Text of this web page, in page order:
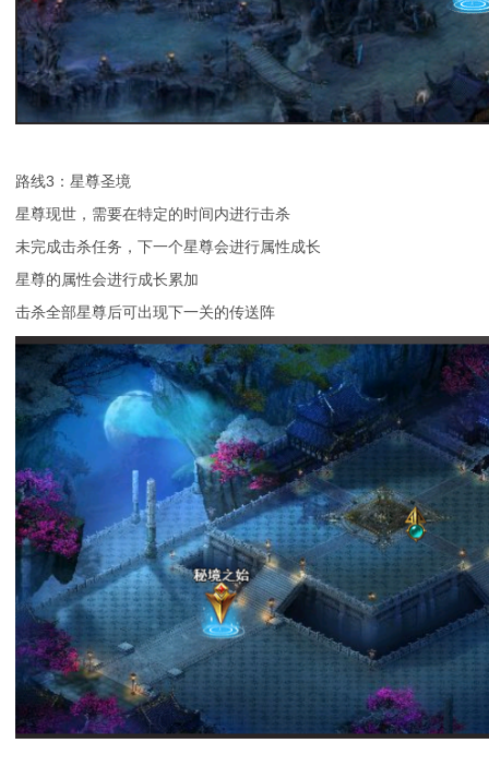
路线3：星尊圣境
星尊现世，需要在特定的时间内进行击杀
未完成击杀任务，下一个星尊会进行属性成长
星尊的属性会进行成长累加
击杀全部星尊后可出现下一关的传送阵